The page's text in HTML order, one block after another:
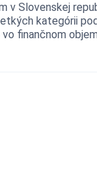
v Slovenskej
kategórii
finančnom